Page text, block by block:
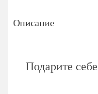
Описание
Подарите